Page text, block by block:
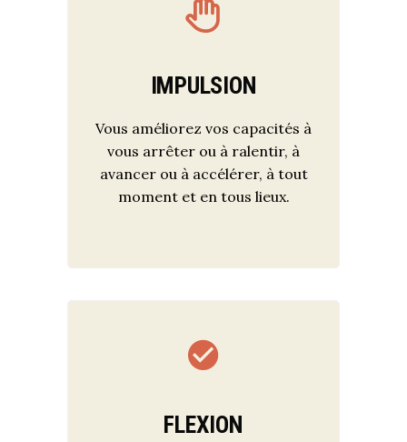
IMPULSION
Vous améliorez vos capacités à
vous arrêter ou à ralentir, à
avancer ou à accélérer, à tout
moment et en tous lieux.
FLEXION